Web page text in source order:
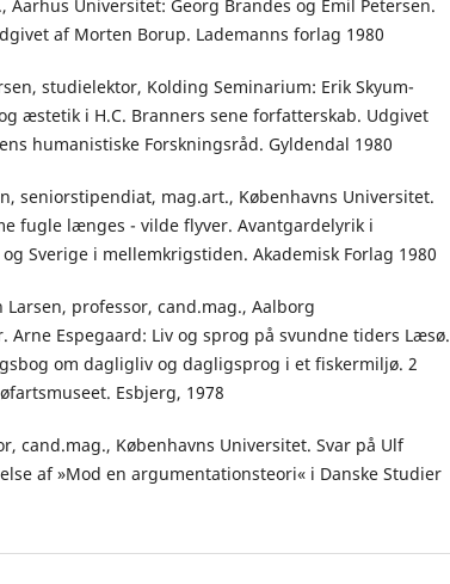
Aarhus Universitet: Georg Brandes og Emil Petersen.
af Morten Borup. Lademanns forlag 1980
studielektor, Kolding Seminarium: Erik Skyum-
æstetik i H.C. Branners sene forfatterskab. Udgivet
humanistiske Forskningsråd. Gyldendal 1980
seniorstipendiat, mag.art., Københavns Universitet.
fugle længes - vilde flyver. Avantgardelyrik i
Sverige i mellemkrigstiden. Akademisk Forlag 1980
Larsen, professor, cand.mag., Aalborg
Arne Espegaard: Liv og sprog på svundne tiders Læsø.
om dagligliv og dagligsprog i et fiskermiljø. 2
Esbjerg, 1978
cand.mag., Københavns Universitet. Svar på Ulf
af »Mod en argumentationsteori« i Danske Studier